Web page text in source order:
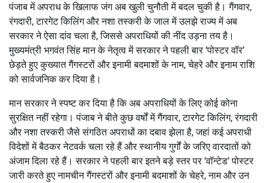
पंजाब में अपराध के खिलाफ जंग अब खुली चुनौती में बदल चुकी है। गैंगवार,
रंगदारी, टारगेट किलिंग और नशा तस्करी के जाल में उलझे राज्य में अब
सरकार ने ऐसा दांव चला है, जिससे अपराधियों की नींद उड़ना तय है।
मुख्यमंत्री भगवंत सिंह मान के नेतृत्व में सरकार ने पहली बार ‘पोस्टर वॉर’
छेड़ते हुए कुख्यात गैंगस्टरों और इनामी बदमाशों के नाम, चेहरे और इनाम राशि
को सार्वजनिक कर दिया है।
मान सरकार ने स्पष्ट कर दिया है कि अब अपराधियों के लिए कोई कोना
सुरक्षित नहीं रहेगा। पंजाब ने बीते कुछ वर्षों में गैंगवार, टारगेट किलिंग, रंगदारी
और नशा तस्करी जैसे संगठित अपराधों का दबाव झेला है, जहां कई अपराधी
विदेशों में बैठकर नेटवर्क चला रहे हैं और स्थानीय गुर्गों के जरिए वारदातों को
अंजाम दिला रहे हैं। सरकार ने पहली बार इतने बड़े स्तर पर ‘वॉन्टेड’ पोस्टर
जारी करते हुए नामचीन गैंगस्टरों और इनामी बदमाशों के चेहरे, नाम और उन